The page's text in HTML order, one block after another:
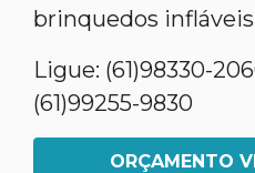
brinquedos
Ligue: (61)98330-
(61)99255-9830
ORÇAMENTO